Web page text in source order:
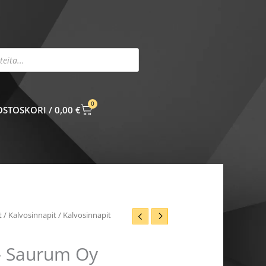
0,00 €
0
CART
/ Kalvosinnapit/ Kalvosinnapit
Oy